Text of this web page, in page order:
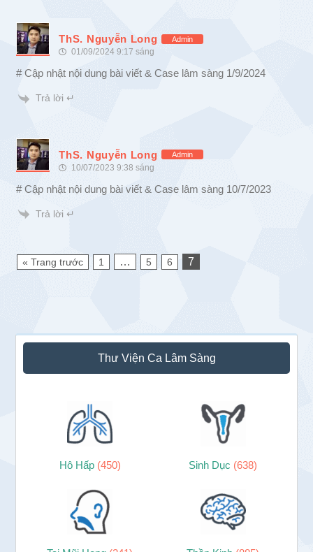
ThS. Nguyễn Long Admin
01/09/2024 9:17 sáng
# Cập nhật nội dung bài viết & Case lâm sàng 1/9/2024
Trả lời ↵
ThS. Nguyễn Long Admin
10/07/2023 9:38 sáng
# Cập nhật nội dung bài viết & Case lâm sàng 10/7/2023
Trả lời ↵
« Trang trước 1 … 5 6 7
Sidebar
chính
Thư Viện Ca Lâm Sàng
Hô Hấp (450) Sinh Dục (638)